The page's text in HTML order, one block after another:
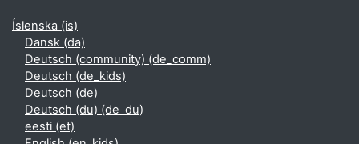
Íslenska ‎(is)‎
Dansk ‎(da)‎
Deutsch (community) ‎(de_comm)‎
Deutsch ‎(de_kids)‎
Deutsch ‎(de)‎
Deutsch (du) ‎(de_du)‎
eesti ‎(et)‎